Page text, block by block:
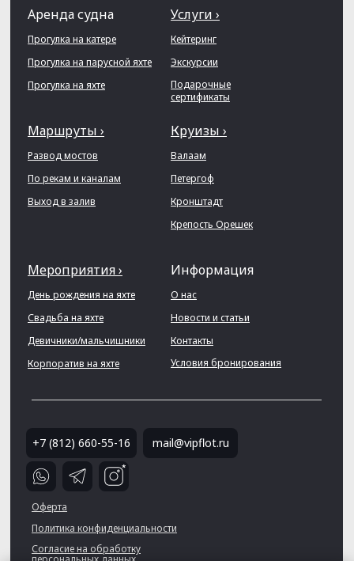
Аренда судна
Прогулка на яхте
Прогулка на катере
Прогулка на парусной яхте
Услуги ›
Кейтеринг
Экскурсии
Подарочные
сертификаты
Маршруты ›
Развод мостов
По рекам и каналам
Выход в залив
Круизы ›
Валаам
Петергоф
Кронштадт
Крепость Орешек
Мероприятия ›
День рождения на яхте
Свадьба на яхте
Девичники/мальчишники
Корпоратив на яхте
Информация
Контакты
О нас
Новости и статьи
Условия бронирования
Политика конфиденциальности
Согласие на обработку
Оферта
+7 (812) 660-55-16 mail@vipflot.ru